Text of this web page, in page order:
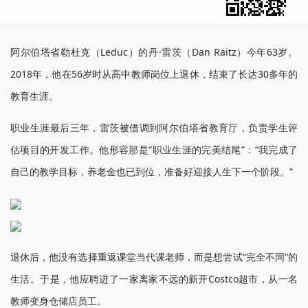
阿尔伯塔省勒杜克（Leduc）的丹·雷茨（Dan Raitz）今年63岁。
2018年，他在56岁时从高中教师岗位上退休，结束了长达30多年的
教育生涯。
职业生涯最后三年，雷茨被借调到阿尔伯塔省教育厅，负责学生评
估项目的开发工作。他形容那是“职业生涯的完美结尾”：“我完成了
自己的教学目标，养老金也已到位，准备好迎接人生下一个阶段。”
退休后，他没有选择重返课堂当代课老师，而是想尝试“完全不同”的
生活。于是，他应聘进了一家离家不远的新开Costco超市，从一名
教师变身仓储店员工。